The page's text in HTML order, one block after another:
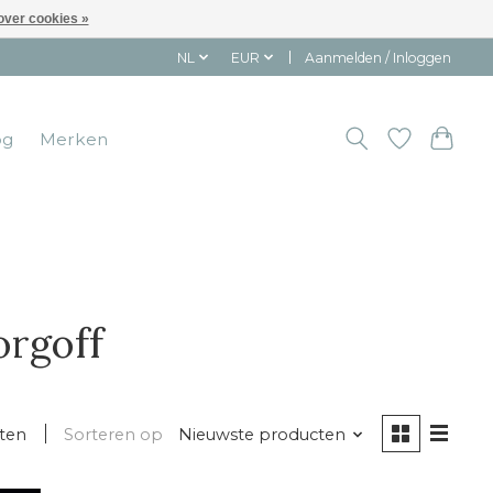
NL EUR Aanmelden / Inloggen
Merken
Sorteren op Nieuwste producten
cookies »